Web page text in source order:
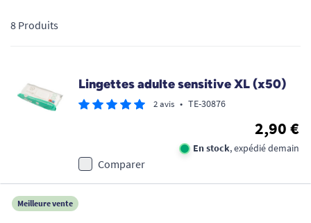
8 Produits
Lingettes adulte sensitive XL (x50)
2 avis • TE-30876
2,90 €
En stock, expédié demain
Comparer
Meilleure vente